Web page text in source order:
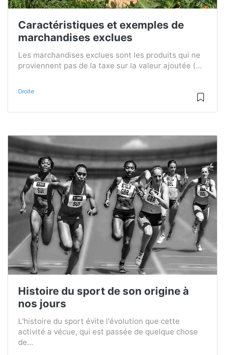
Caractéristiques et exemples de
marchandises exclues
Les marchandises exclues sont les produits qui ne
proviennent pas de la taxe sur la valeur ajoutée (...
Droite
Histoire du sport de son origine à
nos jours
L'histoire du sport évite l'évolution que cette
activité a vécue, qui est passée de quelque chose
de...